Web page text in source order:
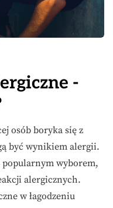
-
osób boryka się z
być wynikiem alergii.
popularnym wyborem,
alergicznych.
w łagodzeniu